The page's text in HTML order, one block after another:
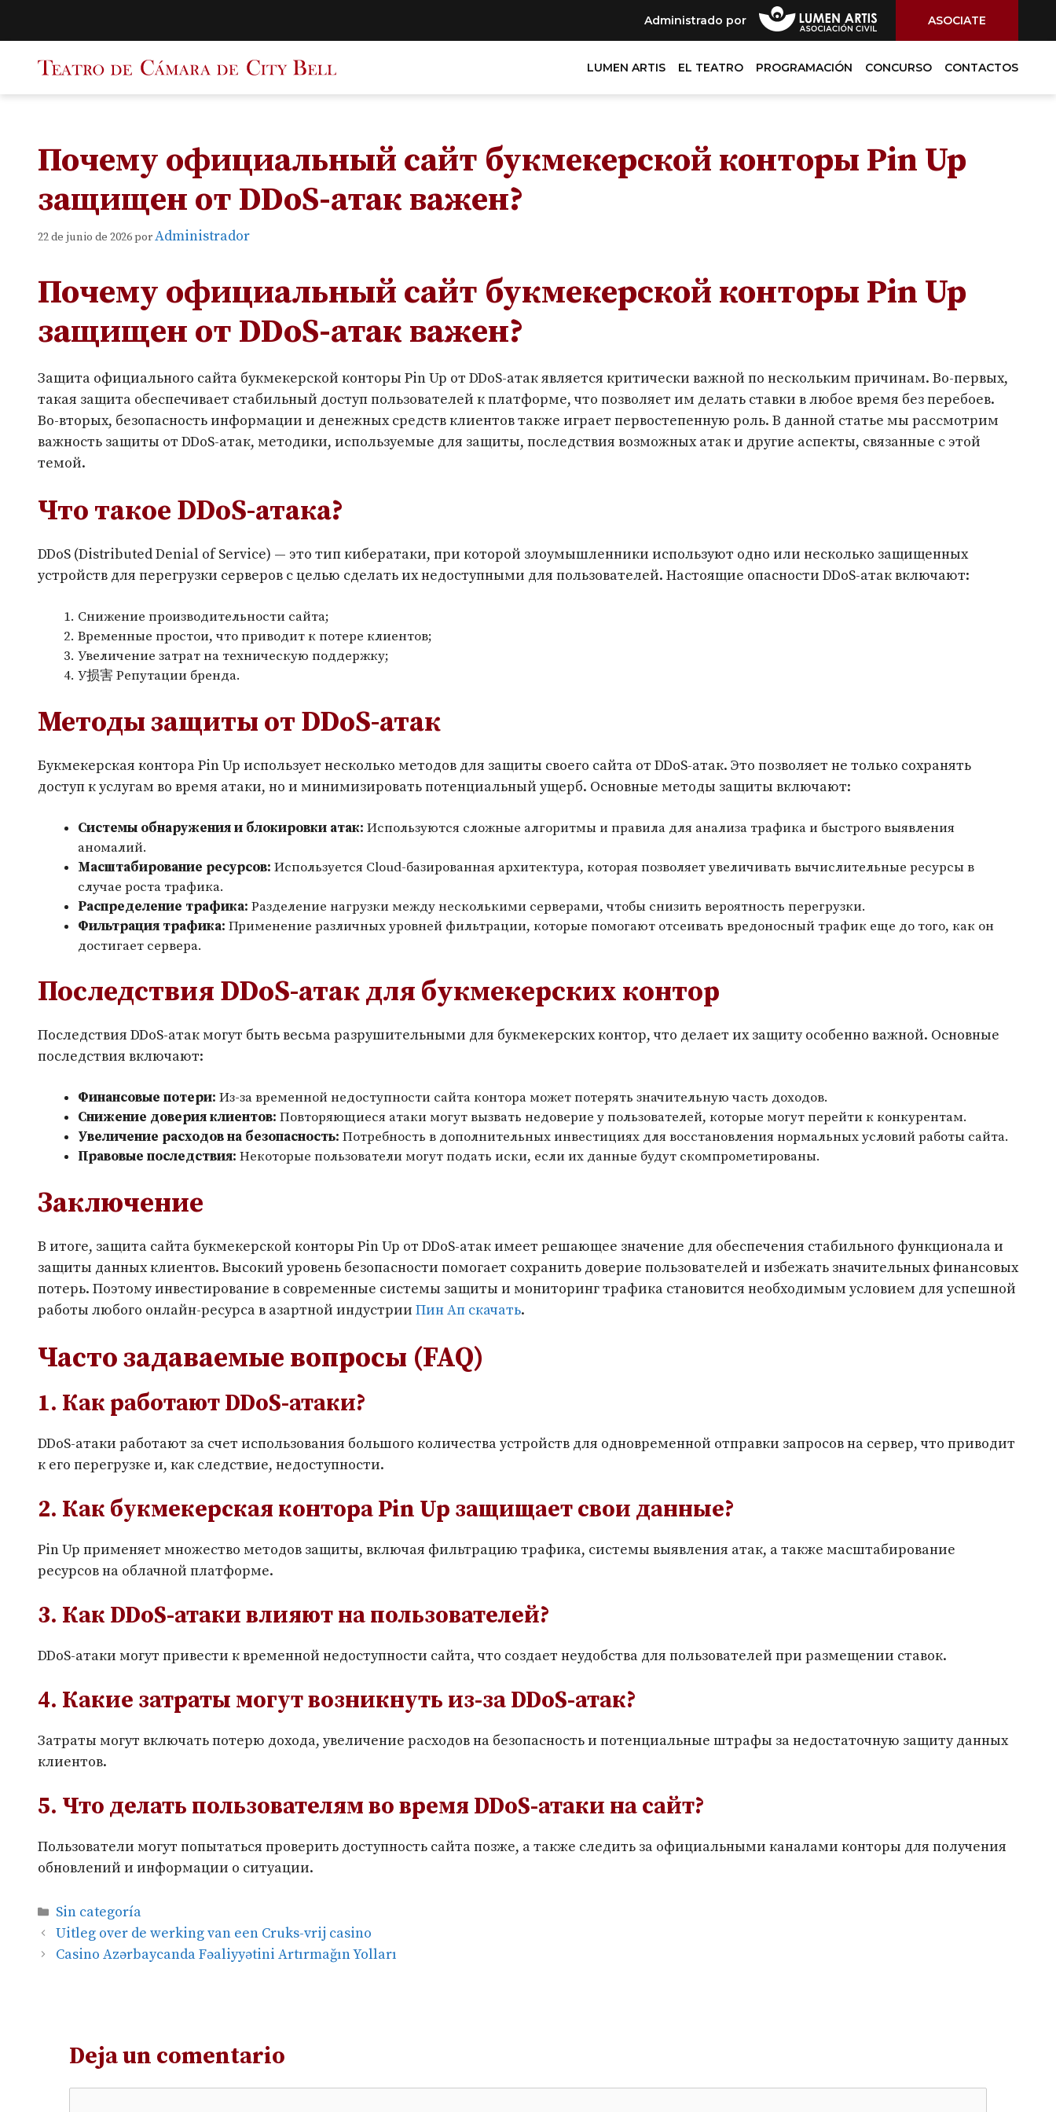
Administrado por ASOCIATE
contenido
LUMEN ARTIS EL TEATRO PROGRAMACIÓN CONCURSO CONTACTOS
Почему официальный сайт букмекерской конторы Pin Up
защищен от DDoS-атак важен?
22 de junio de 2026porAdministrador
Почему официальный сайт букмекерской конторы Pin Up
защищен от DDoS-атак важен?
Защита официального сайта букмекерской конторы Pin Up от DDoS-атак является критически важной по нескольким причинам. Во-первых,
такая защита обеспечивает стабильный доступ пользователей к платформе, что позволяет им делать ставки в любое время без перебоев.
Во-вторых, безопасность информации и денежных средств клиентов также играет первостепенную роль. В данной статье мы рассмотрим
важность защиты от DDoS-атак, методики, используемые для защиты, последствия возможных атак и другие аспекты, связанные с этой
темой.
Что такое DDoS-атака?
DDoS (Distributed Denial of Service) — это тип кибератаки, при которой злоумышленники используют одно или несколько защищенных
устройств для перегрузки серверов с целью сделать их недоступными для пользователей. Настоящие опасности DDoS-атак включают:
Снижение производительности сайта;
Временные простои, что приводит к потере клиентов;
Увеличение затрат на техническую поддержку;
У损害 Репутации бренда.
Методы защиты от DDoS-атак
Букмекерская контора Pin Up использует несколько методов для защиты своего сайта от DDoS-атак. Это позволяет не только сохранять
доступ к услугам во время атаки, но и минимизировать потенциальный ущерб. Основные методы защиты включают:
Системы обнаружения и блокировки атак: Используются сложные алгоритмы и правила для анализа трафика и быстрого выявления
аномалий.
Масштабирование ресурсов: Используется Cloud-базированная архитектура, которая позволяет увеличивать вычислительные ресурсы в
случае роста трафика.
Распределение трафика: Разделение нагрузки между несколькими серверами, чтобы снизить вероятность перегрузки.
Фильтрация трафика: Применение различных уровней фильтрации, которые помогают отсеивать вредоносный трафик еще до того, как он
достигает сервера.
Последствия DDoS-атак для букмекерских контор
Последствия DDoS-атак могут быть весьма разрушительными для букмекерских контор, что делает их защиту особенно важной. Основные
последствия включают:
Финансовые потери: Из-за временной недоступности сайта контора может потерять значительную часть доходов.
Снижение доверия клиентов: Повторяющиеся атаки могут вызвать недоверие у пользователей, которые могут перейти к конкурентам.
Увеличение расходов на безопасность: Потребность в дополнительных инвестициях для восстановления нормальных условий работы сайта.
Правовые последствия: Некоторые пользователи могут подать иски, если их данные будут скомпрометированы.
Заключение
В итоге, защита сайта букмекерской конторы Pin Up от DDoS-атак имеет решающее значение для обеспечения стабильного функционала и
защиты данных клиентов. Высокий уровень безопасности помогает сохранить доверие пользователей и избежать значительных финансовых
потерь. Поэтому инвестирование в современные системы защиты и мониторинг трафика становится необходимым условием для успешной
работы любого онлайн-ресурса в азартной индустрии Пин Ап скачать.
Часто задаваемые вопросы (FAQ)
1. Как работают DDoS-атаки?
DDoS-атаки работают за счет использования большого количества устройств для одновременной отправки запросов на сервер, что приводит
к его перегрузке и, как следствие, недоступности.
2. Как букмекерская контора Pin Up защищает свои данные?
Pin Up применяет множество методов защиты, включая фильтрацию трафика, системы выявления атак, а также масштабирование
ресурсов на облачной платформе.
3. Как DDoS-атаки влияют на пользователей?
DDoS-атаки могут привести к временной недоступности сайта, что создает неудобства для пользователей при размещении ставок.
4. Какие затраты могут возникнуть из-за DDoS-атак?
Затраты могут включать потерю дохода, увеличение расходов на безопасность и потенциальные штрафы за недостаточную защиту данных
клиентов.
5. Что делать пользователям во время DDoS-атаки на сайт?
Пользователи могут попытаться проверить доступность сайта позже, а также следить за официальными каналами конторы для получения
обновлений и информации о ситуации.
Categorías
Sin categoría
Uitleg over de werking van een Cruks-vrij casino
Casino Azərbaycanda Fəaliyyətini Artırmağın Yolları
Deja un comentario